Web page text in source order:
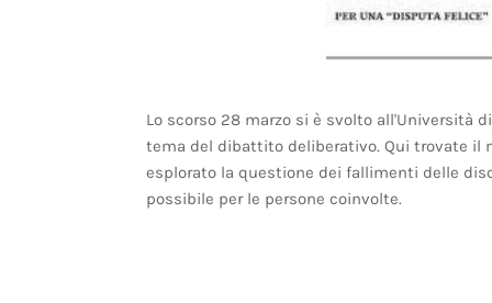
Lo scorso 28 marzo si è svolto all'Università
tema del dibattito deliberativo. Qui trovate il
esplorato la questione dei fallimenti delle
possibile per le persone coinvolte.